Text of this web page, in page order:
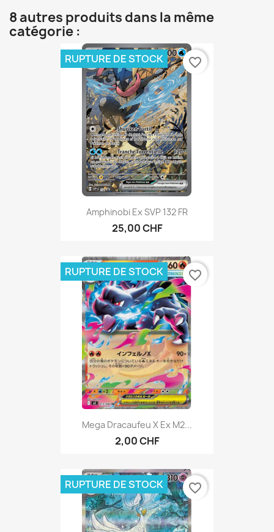
8 autres produits dans la même
catégorie :
Amphinobi Ex SVP 132 FR
25,00 CHF
RUPTURE DE STOCK favorite_border
Mega Dracaufeu X Ex M2...
2,00 CHF
RUPTURE DE STOCK favorite_border
RUPTURE DE STOCK favorite_border